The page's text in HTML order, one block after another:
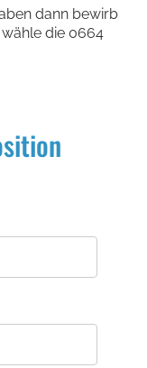
dann bewirb
die 0664